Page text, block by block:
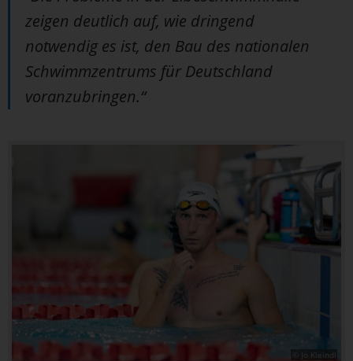
zeigen deutlich auf, wie dringend
notwendig es ist, den Bau des nationalen
Schwimmzentrums für Deutschland
voranzubringen.“
© Jo Kleindl